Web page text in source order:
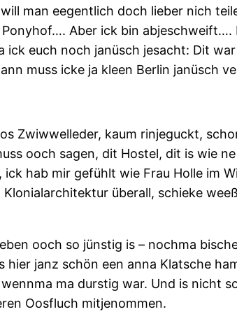
man eegentlich doch lieber nich
Aber ick bin
ick euch noch janüsch jesacht: Dit
muss icke ja kleen Berlin janüsch
Zwiwwelleder, kaum rinjeguckt,
ooch sagen, dit Hostel, dit is wie
hab mir gefühlt wie Frau Holle im
überall, schieke
ooch so jünstig is – nochma
janz schön een anna Klatsche
ma durstig war. Und is nicht
Oosfluch mitjenommen.